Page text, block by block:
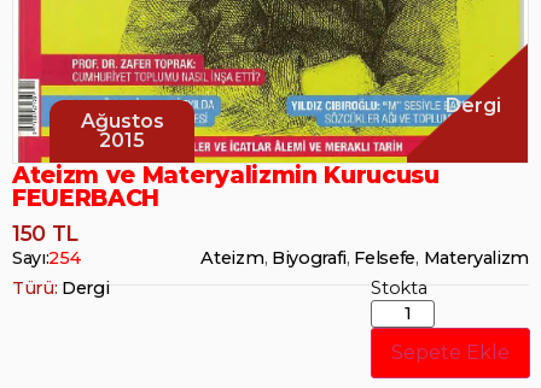
Ağustos
2015
Dergi
Ateizm ve Materyalizmin Kurucusu
FEUERBACH
150 TL
Sayı:254 Ateizm, Biyografi, Felsefe, Materyalizm
Türü: Dergi Stokta
Sepete Ekle